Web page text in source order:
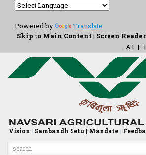
Powered by
Translate
Skip to Main Content | Screen
A+ |
Vision | Sambandh Setu | Mandate|